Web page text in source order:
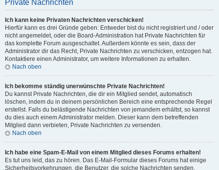
Private Nachrichten
Ich kann keine Privaten Nachrichten verschicken!
Hierfür kann es drei Gründe geben: Entweder bist du nicht registriert und / oder
nicht angemeldet, oder die Board-Administration hat Private Nachrichten für
das komplette Forum ausgeschaltet. Außerdem könnte es sein, dass der
Administrator dir das Recht, Private Nachrichten zu verschicken, entzogen hat.
Kontaktiere einen Administrator, um weitere Informationen zu erhalten.
Nach oben
Ich bekomme ständig unerwünschte Private Nachrichten!
Du kannst Private Nachrichten, die dir ein Mitglied sendet, automatisch
löschen, indem du in deinem persönlichen Bereich eine entsprechende Regel
erstellst. Falls du belästigende Nachrichten von jemandem erhältst, so kannst
du dies auch einem Administrator melden. Dieser kann dem betreffenden
Mitglied dann verbieten, Private Nachrichten zu versenden.
Nach oben
Ich habe eine Spam-E-Mail von einem Mitglied dieses Forums erhalten!
Es tut uns leid, das zu hören. Das E-Mail-Formular dieses Forums hat einige
Sicherheitsvorkehrungen, die Benutzer, die solche Nachrichten senden,